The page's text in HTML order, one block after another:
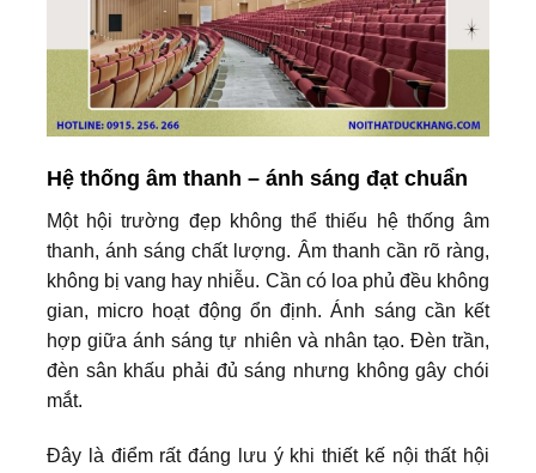
Hệ thống âm thanh – ánh sáng đạt chuẩn
Một hội trường đẹp không thể thiếu hệ thống âm
thanh, ánh sáng chất lượng. Âm thanh cần rõ ràng,
không bị vang hay nhiễu. Cần có loa phủ đều không
gian, micro hoạt động ổn định. Ánh sáng cần kết
hợp giữa ánh sáng tự nhiên và nhân tạo. Đèn trần,
đèn sân khấu phải đủ sáng nhưng không gây chói
mắt.
Đây là điểm rất đáng lưu ý khi thiết kế nội thất hội